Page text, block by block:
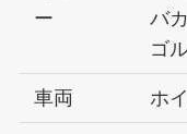
ー
バ
ゴ
車両 ホ